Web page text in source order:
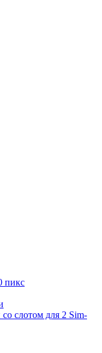
пикс
слотом для 2 Sim-